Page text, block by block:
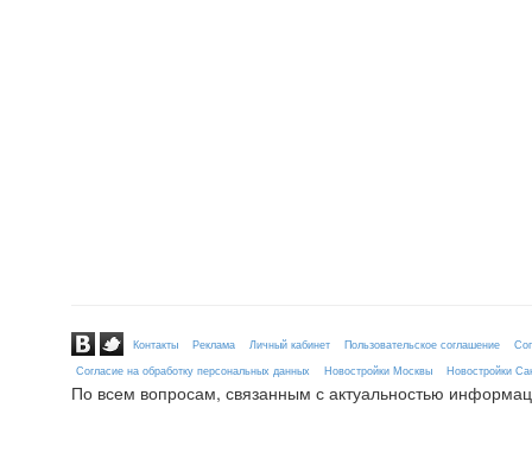
Контакты Реклама Личный кабинет Пользовательское соглашение
Согласие на обработку персональных данных
Новостройки Москвы Новостройки
По всем вопросам, связанным с актуальностью